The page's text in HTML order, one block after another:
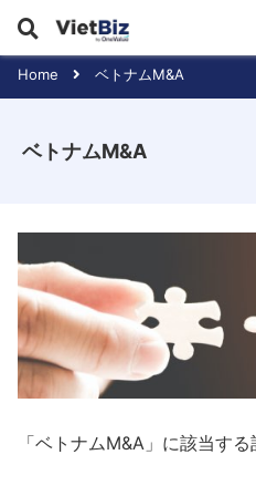
Home ベトナムM&A
ベトナムM&A
「ベトナムM&A」に該当す